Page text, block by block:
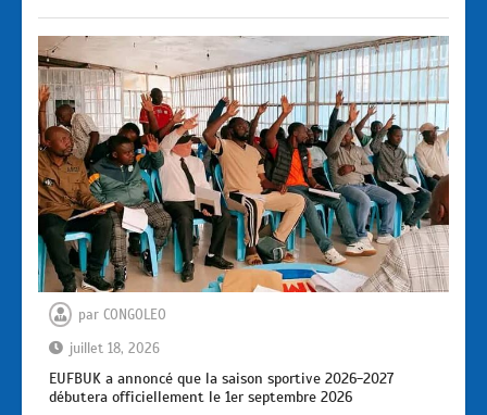
par CONGOLEO
juillet 18, 2026
EUFBUK a annoncé que la saison sportive 2026-2027
débutera officiellement le 1er septembre 2026